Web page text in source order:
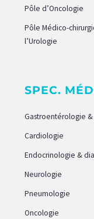
Pôle d’Oncologie
Pôle Médico-
l’Urologie
SPEC.
Gastroentérologie
Cardiologie
Endocrinologie &
Neurologie
Pneumologie
Oncologie